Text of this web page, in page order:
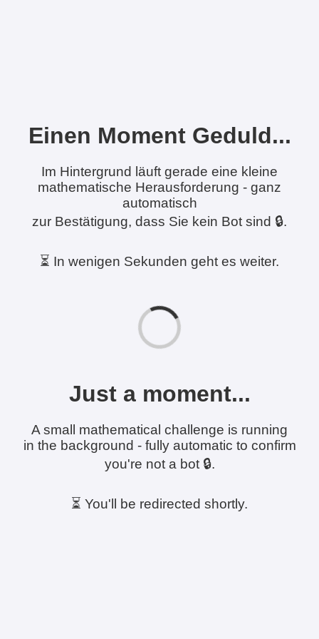
Einen Moment Geduld...
Im Hintergrund läuft gerade eine kleine
mathematische Herausforderung - ganz
automatisch
zur Bestätigung, dass Sie kein Bot sind 🔒.
⏳ In wenigen Sekunden geht es weiter.
Just a moment...
A small mathematical challenge is running
in the background - fully automatic to confirm
you're not a bot 🔒.
⏳ You'll be redirected shortly.